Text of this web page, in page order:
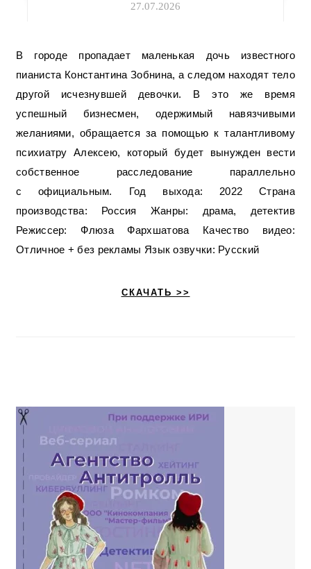
27.07.2026
В городе пропадает маленькая дочь известного
пианиста Константина Зобнина, а следом находят тело
другой исчезнувшей девочки. В это же время
успешный бизнесмен, одержимый навязчивыми
желаниями, обращается за помощью к талантливому
психиатру Алексею, который будет вынужден вести
собственное расследование параллельно
с официальным. Год выхода: 2022 Страна
производства: Россия Жанры: драма, детектив
Режиссер: Флюза Фархшатова Качество видео:
Отличное + без рекламы Язык озвучки: Русский
СКАЧАТЬ >>